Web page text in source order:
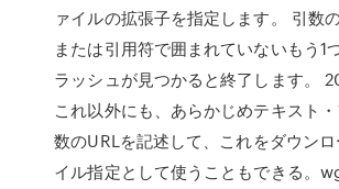
ァイルの拡張子を指定します。 引数
または引用符で囲まれていないもう1
ラッシュが見つかると終了します。
これ以外にも、あらかじめテキスト
数のURLを記述して、これをダウン
イル指定として使うこともできる。